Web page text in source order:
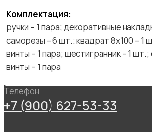
Комплектация:
ручки – 1 пара; декоративные
саморезы – 6 шт.; квадрат 8х100 – 1
винты – 1 пара; шестигранник – 1
винты – 1 пара
Телефон
+7 (900) 627-53-33